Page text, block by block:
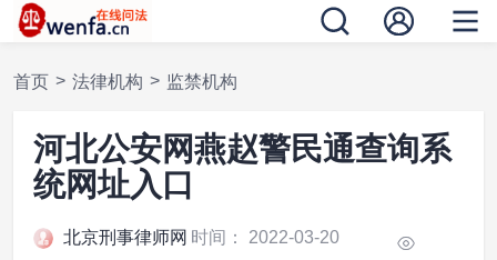
首页 > 法律机构 > 监禁机构
河北公安网燕赵警民通查询系
统网址入口
北京刑事律师网 时间： 2022-03-20